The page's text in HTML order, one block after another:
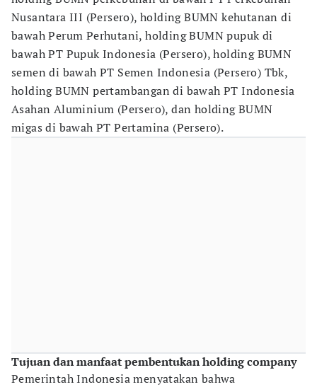
Nusantara III (Persero), holding BUMN kehutanan di
bawah Perum Perhutani, holding BUMN pupuk di
bawah PT Pupuk Indonesia (Persero), holding BUMN
semen di bawah PT Semen Indonesia (Persero) Tbk,
holding BUMN pertambangan di bawah PT Indonesia
Asahan Aluminium (Persero), dan holding BUMN
migas di bawah PT Pertamina (Persero).
Tujuan dan manfaat pembentukan holding company
Pemerintah Indonesia menyatakan bahwa